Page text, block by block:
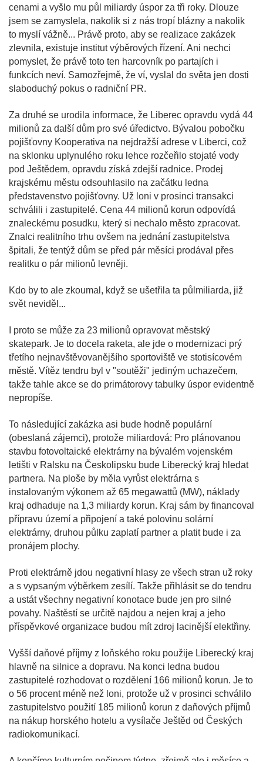
cenami a vyšlo mu půl miliardy úspor za tři roky. Dlouze
jsem se zamyslela, nakolik si z nás tropí blázny a nakolik
to myslí vážně... Právě proto, aby se realizace zakázek
zlevnila, existuje institut výběrových řízení. Ani nechci
pomyslet, že právě toto ten harcovník po partajích i
funkcích neví. Samozřejmě, že ví, vyslal do světa jen dosti
slaboduchý pokus o radniční PR.
Za druhé se urodila informace, že Liberec opravdu vydá 44
milionů za další dům pro své úředictvo. Bývalou pobočku
pojišťovny Kooperativa na nejdražší adrese v Liberci, což
na sklonku uplynulého roku lehce rozčeřilo stojaté vody
pod Ještědem, opravdu získá zdejší radnice. Prodej
krajskému městu odsouhlasilo na začátku ledna
představenstvo pojišťovny. Už loni v prosinci transakci
schválili i zastupitelé. Cena 44 milionů korun odpovídá
znaleckému posudku, který si nechalo město zpracovat.
Znalci realitního trhu ovšem na jednání zastupitelstva
špitali, že tentýž dům se před pár měsíci prodával přes
realitku o pár milionů levněji.
Kdo by to ale zkoumal, když se ušetřila ta půlmiliarda, již
svět neviděl...
I proto se může za 23 milionů opravovat městský
skatepark. Je to docela raketa, ale jde o modernizaci prý
třetího nejnavštěvovanějšího sportoviště ve stotisícovém
městě. Vítěz tendru byl v "soutěži" jediným uchazečem,
takže tahle akce se do primátorovy tabulky úspor evidentně
nepropíše.
To následující zakázka asi bude hodně populární
(obeslaná zájemci), protože miliardová: Pro plánovanou
stavbu fotovoltaické elektrárny na bývalém vojenském
letišti v Ralsku na Českolipsku bude Liberecký kraj hledat
partnera. Na ploše by měla vyrůst elektrárna s
instalovaným výkonem až 65 megawattů (MW), náklady
kraj odhaduje na 1,3 miliardy korun. Kraj sám by financoval
přípravu území a připojení a také polovinu solární
elektrárny, druhou půlku zaplatí partner a platit bude i za
pronájem plochy.
Proti elektrárně jdou negativní hlasy ze všech stran už roky
a s vypsaným výběrkem zesílí. Takže přihlásit se do tendru
a ustát všechny negativní konotace bude jen pro silné
povahy. Naštěstí se určitě najdou a nejen kraj a jeho
příspěvkové organizace budou mít zdroj lacinější elektřiny.
Vyšší daňové příjmy z loňského roku použije Liberecký kraj
hlavně na silnice a dopravu. Na konci ledna budou
zastupitelé rozhodovat o rozdělení 166 milionů korun. Je to
o 56 procent méně než loni, protože už v prosinci schválilo
zastupitelstvo použití 185 milionů korun z daňových příjmů
na nákup horského hotelu a vysílače Ještěd od Českých
radiokomunikací.